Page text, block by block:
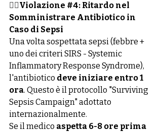
👉🏻Violazione #4: Ritardo nel
Somministrare Antibiotico in
Caso di Sepsi
Una volta sospettata sepsi (febbre +
uno dei criteri SIRS - Systemic
Inflammatory Response Syndrome),
l'antibiotico deve iniziare entro 1
ora. Questo è il protocollo "Surviving
Sepsis Campaign" adottato
internazionalmente.
Se il medico aspetta 6-8 ore prima